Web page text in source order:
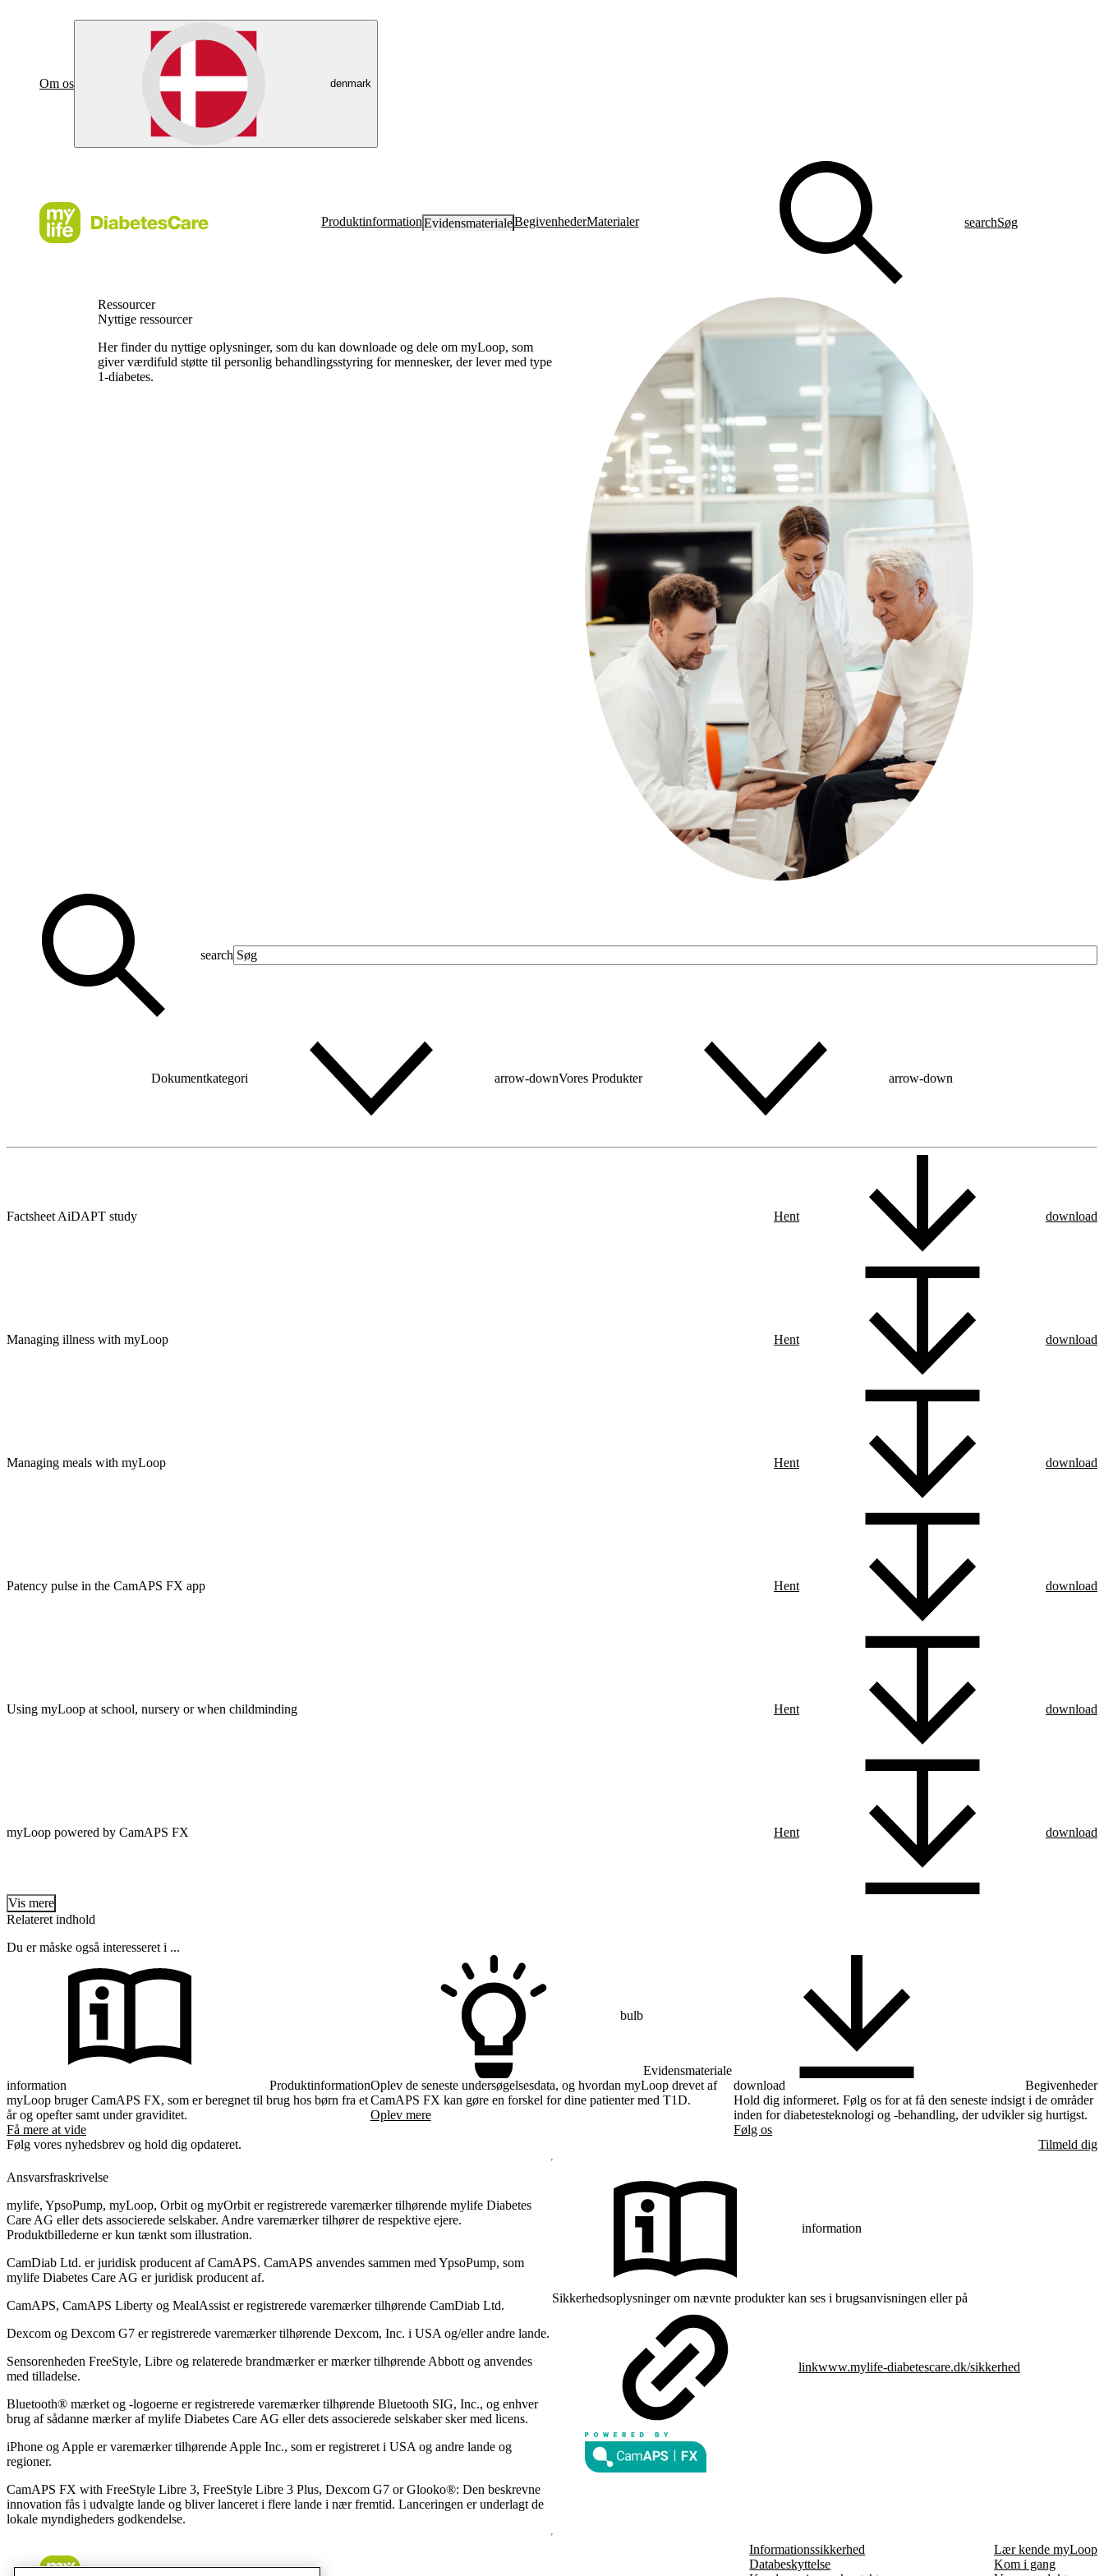
Om os denmark
ProduktinformationEvidens­materialeBegivenhederMaterialer searchSøg
Ressourcer
Nyttige ressourcer
Her finder du nyttige oplysninger, som du kan downloade og dele om myLoop, som
giver værdifuld støtte til personlig behandlingsstyring for mennesker, der lever med type
1-diabetes.
search
Dokumentkategori arrow-downVores Produkter arrow-down
Factsheet AiDAPT study Hent download
Managing illness with myLoop Hent download
Managing meals with myLoop Hent download
Patency pulse in the CamAPS FX app Hent download
Using myLoop at school, nursery or when childminding Hent download
myLoop powered by CamAPS FX Hent download
Vis mere
Relateret indhold
Du er måske også interesseret i ...
information
Produktinformation
myLoop bruger CamAPS FX, som er beregnet til brug hos børn fra et
år og opefter samt under graviditet.
Få mere at vide
bulb
Evidensmateriale
Oplev de seneste undersøgelsesdata, og hvordan myLoop drevet af
CamAPS FX kan gøre en forskel for dine patienter med T1D.
Oplev mere
download
Begivenheder
Hold dig informeret. Følg os for at få den seneste indsigt i de områder
inden for diabetesteknologi og -behandling, der udvikler sig hurtigst.
Følg os
Følg vores nyhedsbrev og hold dig opdateret.
Tilmeld dig
Ansvarsfraskrivelse
mylife, YpsoPump, myLoop, Orbit og myOrbit er registrerede varemærker tilhørende mylife Diabetes
Care AG eller dets associerede selskaber. Andre varemærker tilhører de respektive ejere.
Produktbillederne er kun tænkt som illustration.
CamDiab Ltd. er juridisk producent af CamAPS. CamAPS anvendes sammen med YpsoPump, som
mylife Diabetes Care AG er juridisk producent af.
CamAPS, CamAPS Liberty og MealAssist er registrerede varemærker tilhørende CamDiab Ltd.
Dexcom og Dexcom G7 er registrerede varemærker tilhørende Dexcom, Inc. i USA og/eller andre lande.
Sensorenheden FreeStyle, Libre og relaterede brandmærker er mærker tilhørende Abbott og anvendes
med tilladelse.
Bluetooth® mærket og -logoerne er registrerede varemærker tilhørende Bluetooth SIG, Inc., og enhver
brug af sådanne mærker af mylife Diabetes Care AG eller dets associerede selskaber sker med licens.
iPhone og Apple er varemærker tilhørende Apple Inc., som er registreret i USA og andre lande og
regioner.
CamAPS FX with FreeStyle Libre 3, FreeStyle Libre 3 Plus, Dexcom G7 or Glooko®: Den beskrevne
innovation fås i udvalgte lande og bliver lanceret i flere lande i nær fremtid. Lanceringen er underlagt de
lokale myndigheders godkendelse.
information
Sikkerhedsoplysninger om nævnte produkter kan ses i brugsanvisningen eller på
linkwww.mylife-diabetescare.dk/sikkerhed
Informationssikkerhed
Databeskyttelse
Lær kende myLoop
Kom i gang